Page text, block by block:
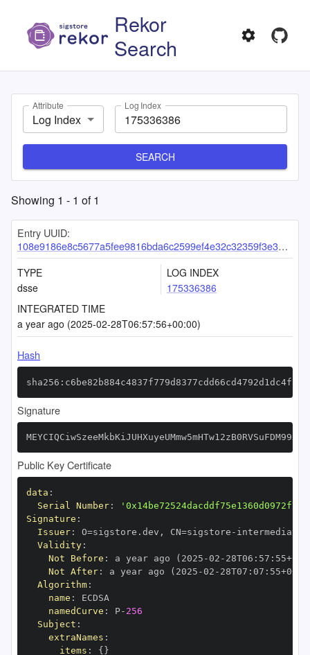
Rekor
Search
Attribute
Log Index
Log Index
SEARCH
Showing 1 - 1 of1
Entry UUID:
108e9186e8c5677a5fee9816bda6c2599ef4e32c32359f3e34a04ceab967fe0b5795cb1c67a784cf
TYPE
dsse
LOG INDEX
175336386
INTEGRATED TIME
a year ago (2025-02-28T06:57:56+00:00)
Hash
Signature
Public Key Certificate
data :
Serial Number:
Signature :
Issuer: O=sigstore.dev , CN=sigstore -
Validity:
Not Before : a year ago (2025 -02 - 28T06 : 57 : 55+00
Not After: a year ago (2025 -02 - 28T07 : 07 : 55+00
Algorithm:
name :
namedCurve : P- 256
Subject :
extraNames :
items : { }